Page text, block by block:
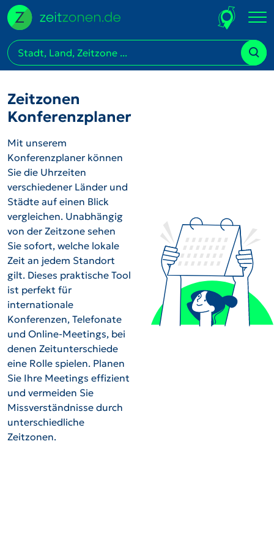
Zeitzonen
Konferenzplaner
Mit unserem
Konferenzplaner können
Sie die Uhrzeiten
verschiedener Länder und
Städte auf einen Blick
vergleichen. Unabhängig
von der Zeitzone sehen
Sie sofort, welche lokale
Zeit an jedem Standort
gilt. Dieses praktische Tool
ist perfekt für
internationale
Konferenzen, Telefonate
und Online-Meetings, bei
denen Zeitunterschiede
eine Rolle spielen. Planen
Sie Ihre Meetings effizient
und vermeiden Sie
Missverständnisse durch
unterschiedliche
Zeitzonen.